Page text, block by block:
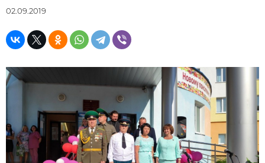
02.09.2019